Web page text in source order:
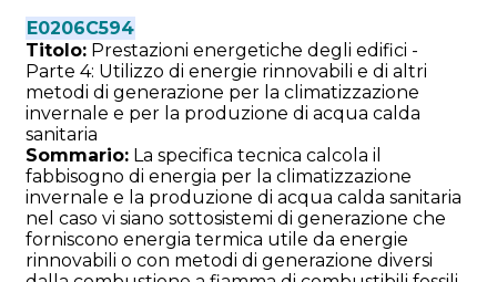
E0206C594
Titolo: Prestazioni energetiche degli edifici -
Parte 4: Utilizzo di energie rinnovabili e di altri
metodi di generazione per la climatizzazione
invernale e per la produzione di acqua calda
sanitaria
Sommario: La specifica tecnica calcola il
fabbisogno di energia per la climatizzazione
invernale e la produzione di acqua calda sanitaria
nel caso vi siano sottosistemi di generazione che
forniscono energia termica utile da energie
rinnovabili o con metodi di generazione diversi